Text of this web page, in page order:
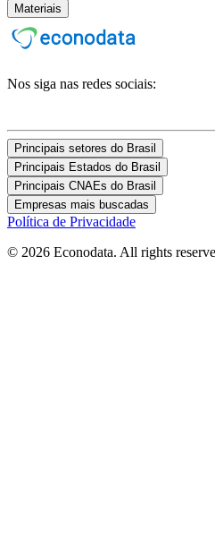
Materiais
Nos siga nas redes sociais:
Principais setores do Brasil
Principais Estados do Brasil
Principais CNAEs do Brasil
Empresas mais buscadas
Política de Privacidade
© 2026 Econodata. All rights